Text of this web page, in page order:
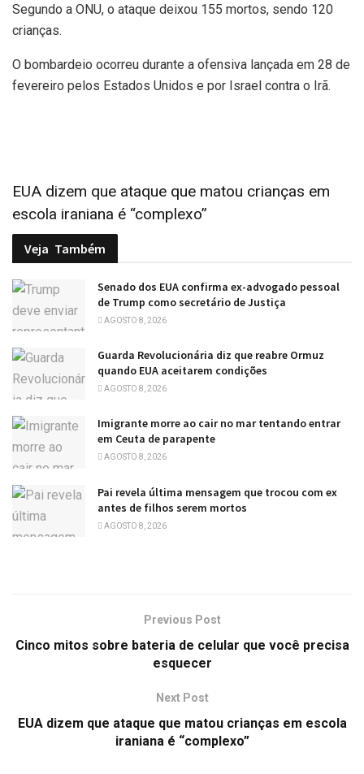
Segundo a ONU, o ataque deixou 155 mortos, sendo 120
crianças.
O bombardeio ocorreu durante a ofensiva lançada em 28 de
fevereiro pelos Estados Unidos e por Israel contra o Irã.
EUA dizem que ataque que matou crianças em
escola iraniana é “complexo”
Veja Também
Senado dos EUA confirma ex-advogado pessoal
de Trump como secretário de Justiça
AGOSTO 8, 2026
Guarda Revolucionária diz que reabre Ormuz
quando EUA aceitarem condições
AGOSTO 8, 2026
Imigrante morre ao cair no mar tentando entrar
em Ceuta de parapente
AGOSTO 8, 2026
Pai revela última mensagem que trocou com ex
antes de filhos serem mortos
AGOSTO 8, 2026
Previous Post
Cinco mitos sobre bateria de celular que você precisa
esquecer
Next Post
EUA dizem que ataque que matou crianças em escola
iraniana é “complexo”